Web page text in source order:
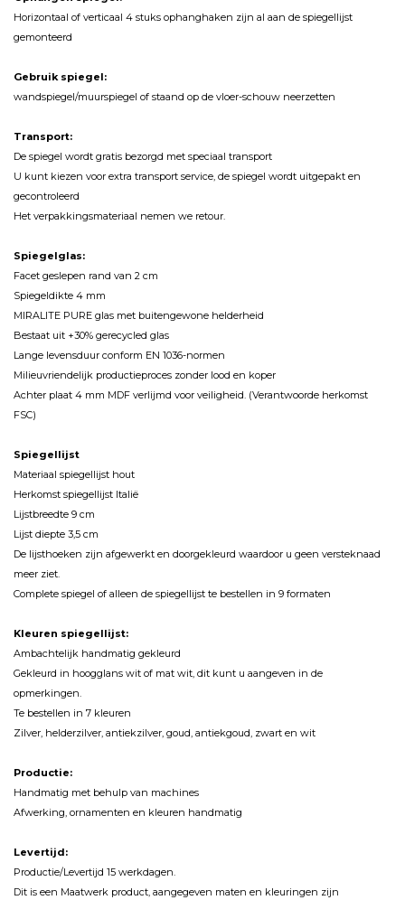
Horizontaal of verticaal 4 stuks ophanghaken zijn al aan de spiegellijst
gemonteerd
Gebruik spiegel:
wandspiegel/muurspiegel of staand op de vloer-schouw neerzetten
Transport:
De spiegel wordt gratis bezorgd met speciaal transport
U kunt kiezen voor extra transport service, de spiegel wordt uitgepakt en
gecontroleerd
Het verpakkingsmateriaal nemen we retour.
Spiegelglas:
Facet geslepen rand van 2 cm
Spiegeldikte 4 mm
MIRALITE PURE glas met buitengewone helderheid
Bestaat uit +30% gerecycled glas
Lange levensduur conform EN 1036-normen
Milieuvriendelijk productieproces zonder lood en koper
Achter plaat 4 mm MDF verlijmd voor veiligheid. (Verantwoorde herkomst
FSC)
Spiegellijst
Materiaal spiegellijst hout
Herkomst spiegellijst Italië
Lijstbreedte 9 cm
Lijst diepte 3,5 cm
De lijsthoeken zijn afgewerkt en doorgekleurd waardoor u geen versteknaad
meer ziet.
Complete spiegel of alleen de spiegellijst te bestellen in 9 formaten
Kleuren spiegellijst:
Ambachtelijk handmatig gekleurd
Gekleurd in hoogglans wit of mat wit, dit kunt u aangeven in de
opmerkingen.
Te bestellen in 7 kleuren
Zilver, helderzilver, antiekzilver, goud, antiekgoud, zwart en wit
Productie:
Handmatig met behulp van machines
Afwerking, ornamenten en kleuren handmatig
Levertijd:
Productie/Levertijd 15 werkdagen.
Dit is een Maatwerk product, aangegeven maten en kleuringen zijn